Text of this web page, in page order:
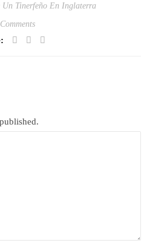
Un Tinerfeño En Inglaterra